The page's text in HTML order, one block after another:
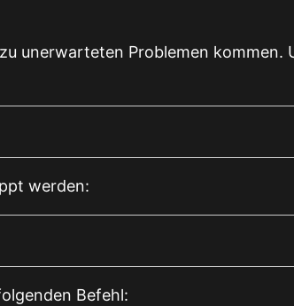
unerwarteten Problemen kommen.
werden:
Befehl: